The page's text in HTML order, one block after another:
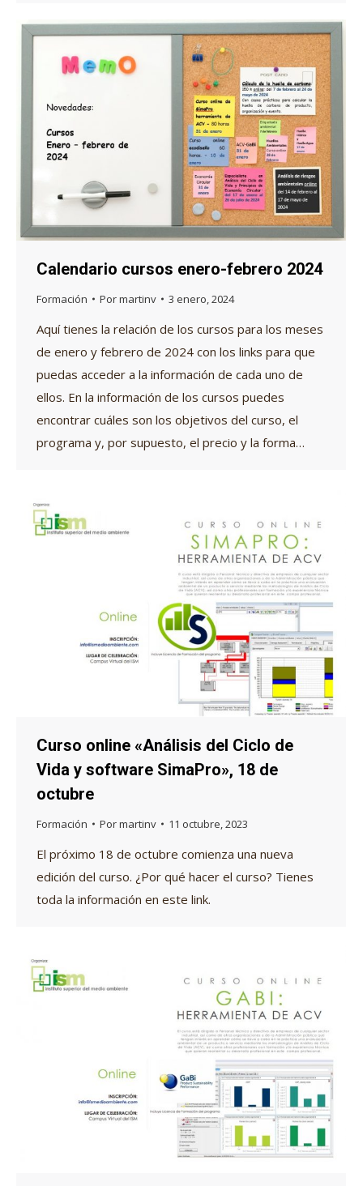
Calendario cursos enero-febrero 2024
Formación Pormartinv 3 enero, 2024
Aquí tienes la relación de los cursos para los meses
de enero y febrero de 2024 con los links para que
puedas acceder a la información de cada uno de
ellos. En la información de los cursos puedes
encontrar cuáles son los objetivos del curso, el
programa y, por supuesto, el precio y la forma…
Curso online «Análisis del Ciclo de
Vida y software SimaPro», 18 de
octubre
Formación Pormartinv 11 octubre, 2023
El próximo 18 de octubre comienza una nueva
edición del curso. ¿Por qué hacer el curso? Tienes
toda la información en este link.